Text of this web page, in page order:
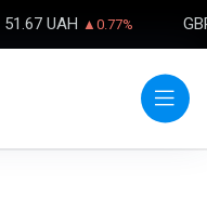
51.67 UAH ▲0.77%